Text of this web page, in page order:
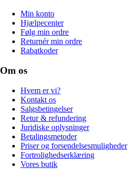
Min konto
Hjælpecenter
Følg min ordre
Returnér min ordre
Rabatkoder
Om os
Hvem er vi?
Kontakt os
Salgsbetingelser
Retur & refundering
Juridiske oplysninger
Betalingsmetoder
Priser og forsendelsesmuligheder
Fortrolighedserklæring
Vores butik